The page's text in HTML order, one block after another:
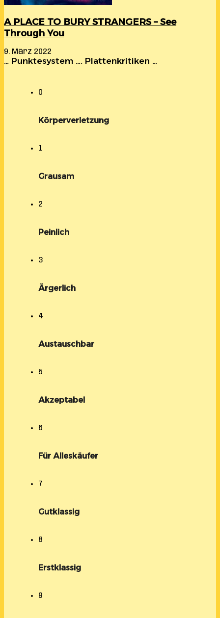
A PLACE TO BURY STRANGERS – See
Through You
9. März 2022
… Punktesystem …. Plattenkritiken …
0
Körperverletzung
1
Grausam
2
Peinlich
3
Ärgerlich
4
Austauschbar
5
Akzeptabel
6
Für Alleskäufer
7
Gutklassig
8
Erstklassig
9